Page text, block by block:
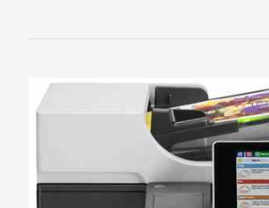
Panasonic